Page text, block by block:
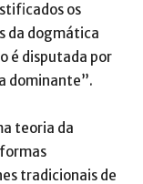
os
da dogmática
é disputada por
dominante”.
teoria da
tradicionais de